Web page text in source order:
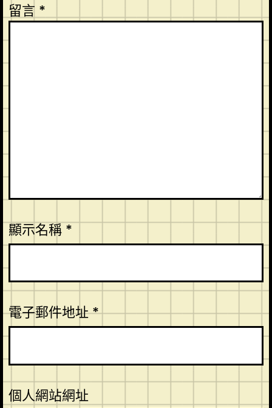
留言 *
顯示名稱 *
電子郵件地址*
個人網站網址